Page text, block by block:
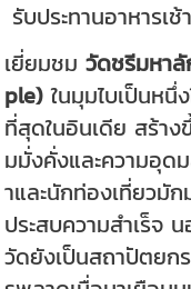
รับประทานอาหารเ
เยี่ยมชมวัดชรีมหา
ple) ในมุมไบเป็นหนึ่
ที่สุดในอินเดีย สร้า
มมั่งคั่งและความอุ
าและนักท่องเที่ยวมั
ประสบความสำเร็จ
วัดยังเป็นสถาปัตยก